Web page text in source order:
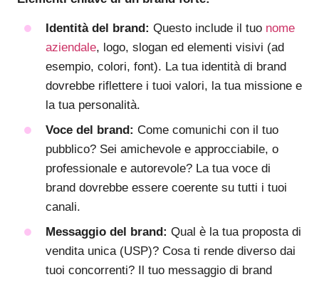
Identità del brand: Questo include il tuo nome
aziendale, logo, slogan ed elementi visivi (ad
esempio, colori, font). La tua identità di brand
dovrebbe riflettere i tuoi valori, la tua missione e
la tua personalità.
Voce del brand: Come comunichi con il tuo
pubblico? Sei amichevole e approcciabile, o
professionale e autorevole? La tua voce di
brand dovrebbe essere coerente su tutti i tuoi
canali.
Messaggio del brand: Qual è la tua proposta di
vendita unica (USP)? Cosa ti rende diverso dai
tuoi concorrenti? Il tuo messaggio di brand